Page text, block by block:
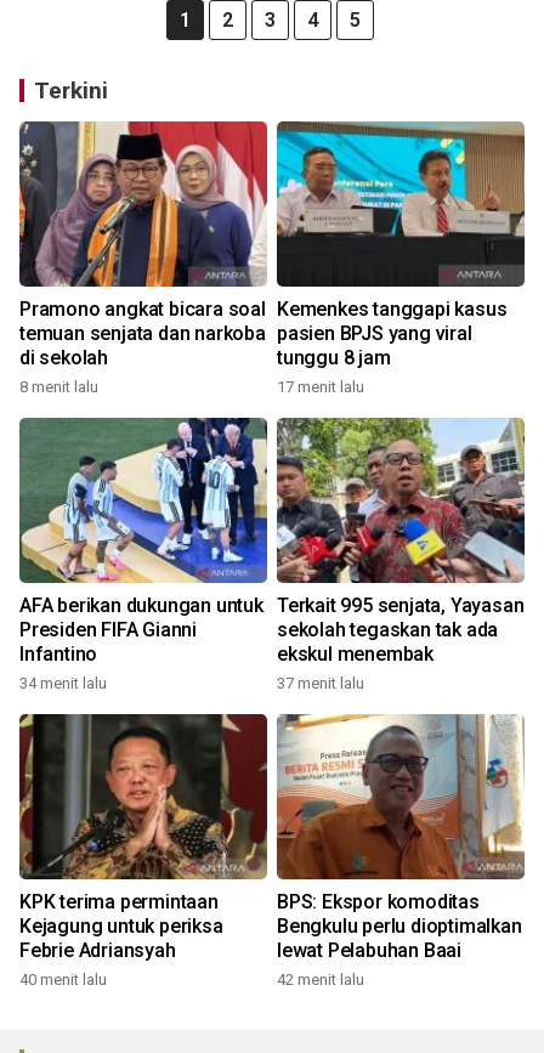
1 2 3 4 5
Terkini
Pramono angkat bicara soal
temuan senjata dan narkoba
di sekolah
8 menit lalu
Kemenkes tanggapi kasus
pasien BPJS yang viral
tunggu 8 jam
17 menit lalu
AFA berikan dukungan untuk
Presiden FIFA Gianni
Infantino
34 menit lalu
Terkait 995 senjata, Yayasan
sekolah tegaskan tak ada
ekskul menembak
37 menit lalu
KPK terima permintaan
Kejagung untuk periksa
Febrie Adriansyah
40 menit lalu
BPS: Ekspor komoditas
Bengkulu perlu dioptimalkan
lewat Pelabuhan Baai
42 menit lalu